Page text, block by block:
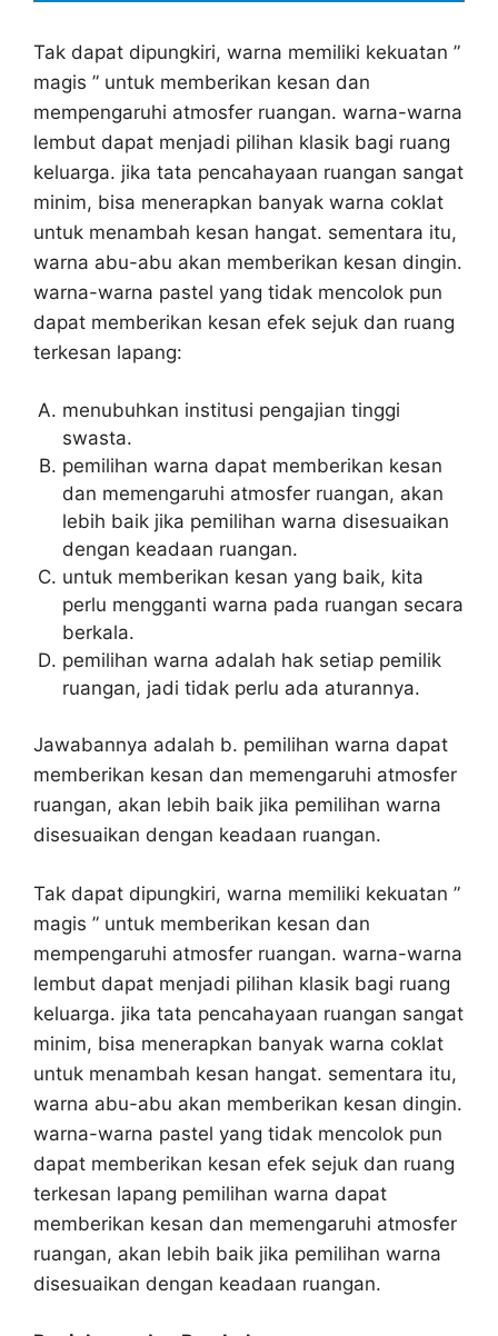
Tak dapat dipungkiri, warna memiliki kekuatan ”
magis ” untuk memberikan kesan dan
mempengaruhi atmosfer ruangan. warna-warna
lembut dapat menjadi pilihan klasik bagi ruang
keluarga. jika tata pencahayaan ruangan sangat
minim, bisa menerapkan banyak warna coklat
untuk menambah kesan hangat. sementara itu,
warna abu-abu akan memberikan kesan dingin.
warna-warna pastel yang tidak mencolok pun
dapat memberikan kesan efek sejuk dan ruang
terkesan lapang:
menubuhkan institusi pengajian tinggi
swasta.
pemilihan warna dapat memberikan kesan
dan memengaruhi atmosfer ruangan, akan
lebih baik jika pemilihan warna disesuaikan
dengan keadaan ruangan.
untuk memberikan kesan yang baik, kita
perlu mengganti warna pada ruangan secara
berkala.
pemilihan warna adalah hak setiap pemilik
ruangan, jadi tidak perlu ada aturannya.
Jawabannya adalah b. pemilihan warna dapat
memberikan kesan dan memengaruhi atmosfer
ruangan, akan lebih baik jika pemilihan warna
disesuaikan dengan keadaan ruangan.
Tak dapat dipungkiri, warna memiliki kekuatan ”
magis ” untuk memberikan kesan dan
mempengaruhi atmosfer ruangan. warna-warna
lembut dapat menjadi pilihan klasik bagi ruang
keluarga. jika tata pencahayaan ruangan sangat
minim, bisa menerapkan banyak warna coklat
untuk menambah kesan hangat. sementara itu,
warna abu-abu akan memberikan kesan dingin.
warna-warna pastel yang tidak mencolok pun
dapat memberikan kesan efek sejuk dan ruang
terkesan lapang pemilihan warna dapat
memberikan kesan dan memengaruhi atmosfer
ruangan, akan lebih baik jika pemilihan warna
disesuaikan dengan keadaan ruangan.